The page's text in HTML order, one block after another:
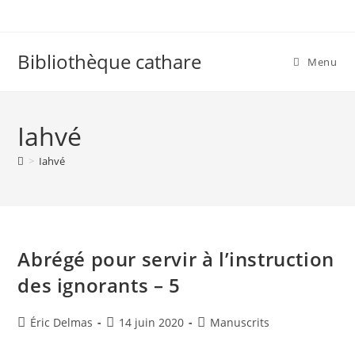
Bibliothèque cathare Menu
Iahvé
> Iahvé
Abrégé pour servir à l’instruction
des ignorants – 5
Auteur/autrice
Éric Delmas
Publication
14 juin 2020
PostManuscrits